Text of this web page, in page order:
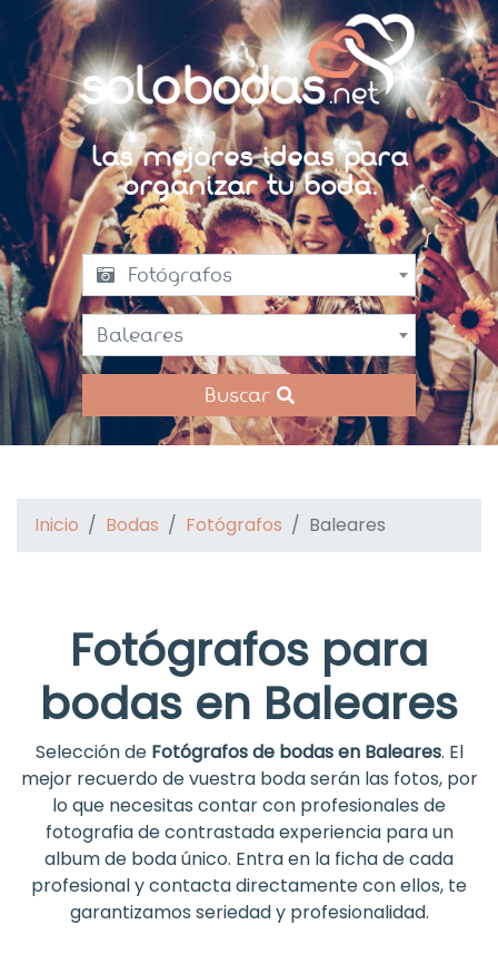
Las mejores ideas para
organizar tu boda.
Fotógrafos
Baleares
Buscar
Inicio Bodas Fotógrafos Baleares
Fotógrafos para
bodas en Baleares
Selección de Fotógrafos de bodas en Baleares. El
mejor recuerdo de vuestra boda serán las fotos, por
lo que necesitas contar con profesionales de
fotografia de contrastada experiencia para un
album de boda único. Entra en la ficha de cada
profesional y contacta directamente con ellos, te
garantizamos seriedad y profesionalidad.